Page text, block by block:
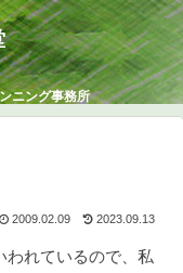
ニング事務所
2009.02.09 2023.09.13
われているので、私